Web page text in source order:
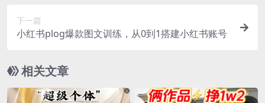
下一篇
小红书plog爆款图文训练，从0到1搭建小红书账号
相关文章